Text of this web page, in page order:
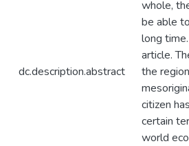
dc.description.abstract
whole,
be able
long
article.
the
citizen
certain
world